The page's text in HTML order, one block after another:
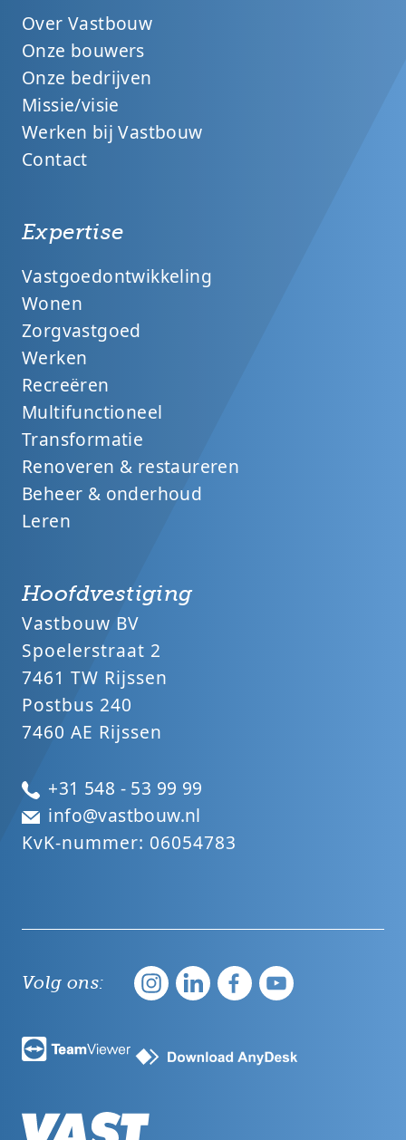
Over Vastbouw
Onze bouwers
Onze bedrijven
Missie/visie
Werken bij Vastbouw
Contact
Expertise
Vastgoedontwikkeling
Wonen
Zorgvastgoed
Werken
Recreëren
Multifunctioneel
Transformatie
Renoveren & restaureren
Beheer & onderhoud
Leren
Hoofdvestiging
Vastbouw BV
Spoelerstraat 2
7461 TW Rijssen
Postbus 240
7460 AE Rijssen
+31 548 - 53 99 99
info@vastbouw.nl
KvK-nummer: 06054783
Volg ons: